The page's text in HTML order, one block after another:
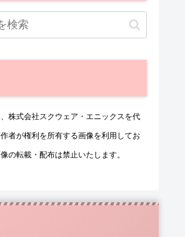
株式会社スクウェア・エニックスを代
者が権利を所有する画像を利用してお
の転載・配布は禁止いたします。